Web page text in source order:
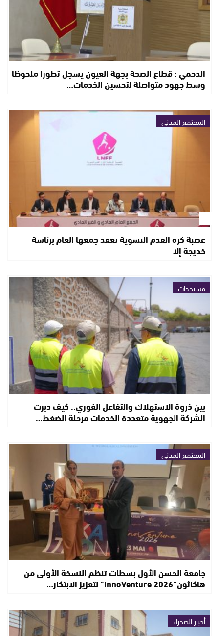
الدحمي : قطاع الصحة بجهة العيون يسجل تطوراً ملحوظاً
وسط جهود متواصلة لتحسين الخدمات…
المجتمع المدني
عصبة كرة القدم النسوية تعقد جمعها العام برئاسة
خديجة إلا
مستجدات
بين ذروة الاستهلاك والتفاعل الفوري.. كيف دبرت
الشركة الجهوية متعددة الخدمات مرحلة الضغط…
المجتمع المدني
جامعة الحسن الأول بسطات تنظم النسخة الأولى من
هاكاثون“InnoVenture 2026” لتعزيز الابتكار…
أخبار الصحراء